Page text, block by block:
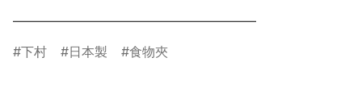
下村 日本製 食物夾